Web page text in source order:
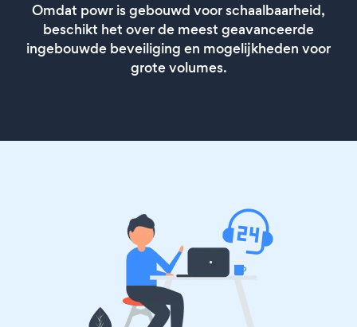
Omdat powr is gebouwd voor schaalbaarheid,
beschikt het over de meest geavanceerde
ingebouwde beveiliging en mogelijkheden voor
grote volumes.